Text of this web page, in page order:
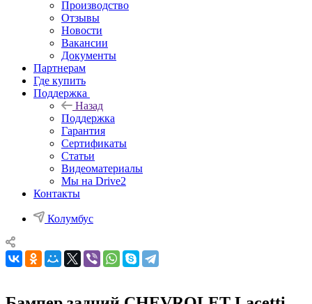
Производство
Отзывы
Новости
Вакансии
Документы
Партнерам
Где купить
Поддержка
Назад
Поддержка
Гарантия
Сертификаты
Статьи
Видеоматериалы
Мы на Drive2
Контакты
Колумбус